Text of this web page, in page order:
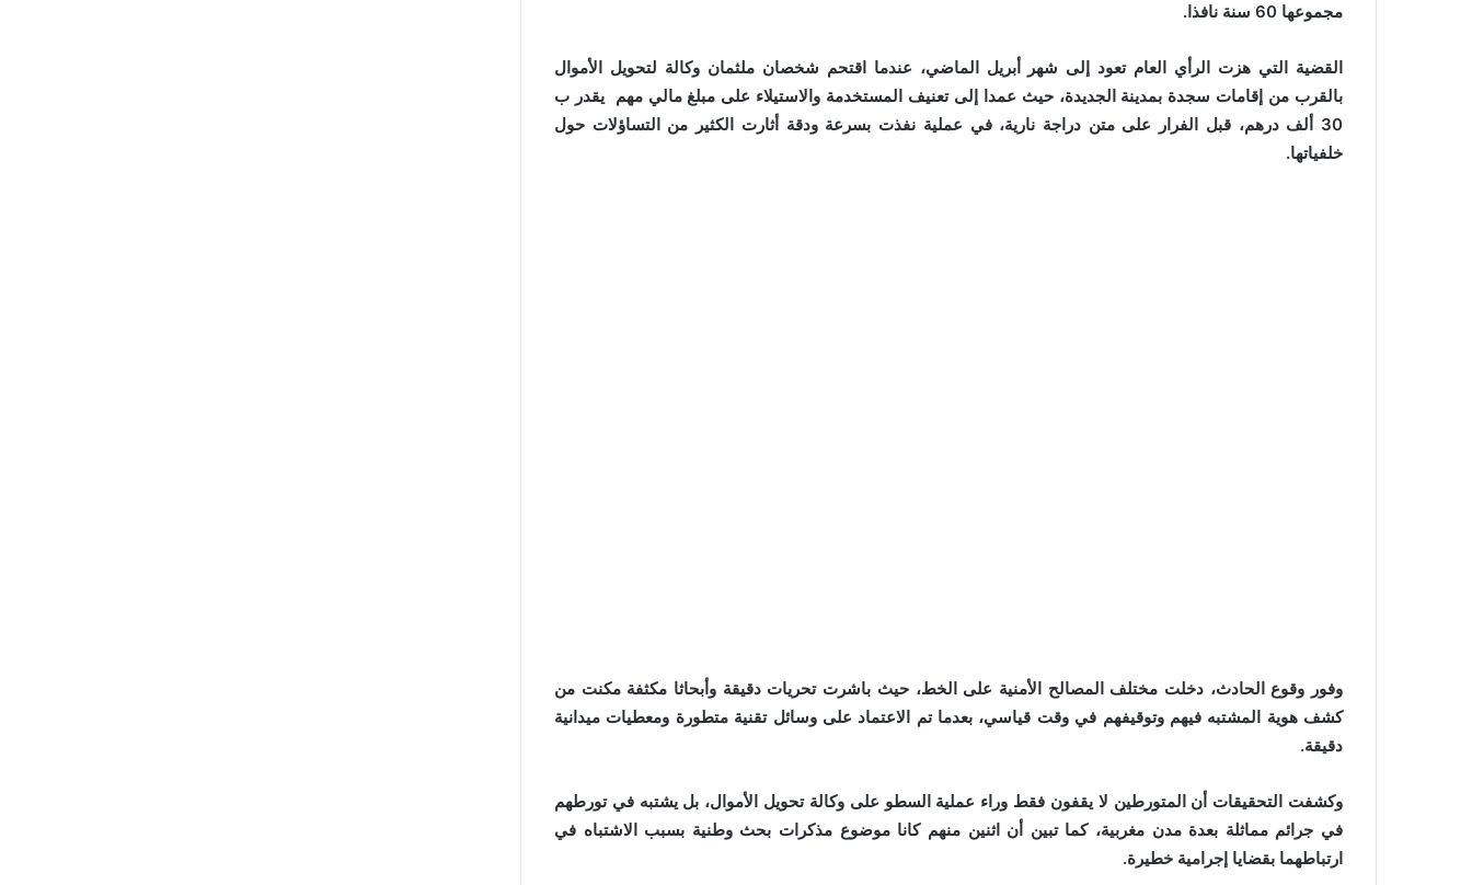
مجموعها 60 سنة نافذا.
القضية التي هزت الرأي العام تعود إلى شهر أبريل الماضي، عندما اقتحم شخصان ملثمان وكالة لتحويل الأموال
بالقرب من إقامات سجدة بمدينة الجديدة، حيث عمدا إلى تعنيف المستخدمة والاستيلاء على مبلغ مالي مهم يقدر ب
30 ألف درهم، قبل الفرار على متن دراجة نارية، في عملية نفذت بسرعة ودقة أثارت الكثير من التساؤلات حول
خلفياتها.
وفور وقوع الحادث، دخلت مختلف المصالح الأمنية على الخط، حيث باشرت تحريات دقيقة وأبحاثا مكثفة مكنت من
كشف هوية المشتبه فيهم وتوقيفهم في وقت قياسي، بعدما تم الاعتماد على وسائل تقنية متطورة ومعطيات ميدانية
دقيقة.
وكشفت التحقيقات أن المتورطين لا يقفون فقط وراء عملية السطو على وكالة تحويل الأموال، بل يشتبه في تورطهم
في جرائم مماثلة بعدة مدن مغربية، كما تبين أن اثنين منهم كانا موضوع مذكرات بحث وطنية بسبب الاشتباه في
ارتباطهما بقضايا إجرامية خطيرة.